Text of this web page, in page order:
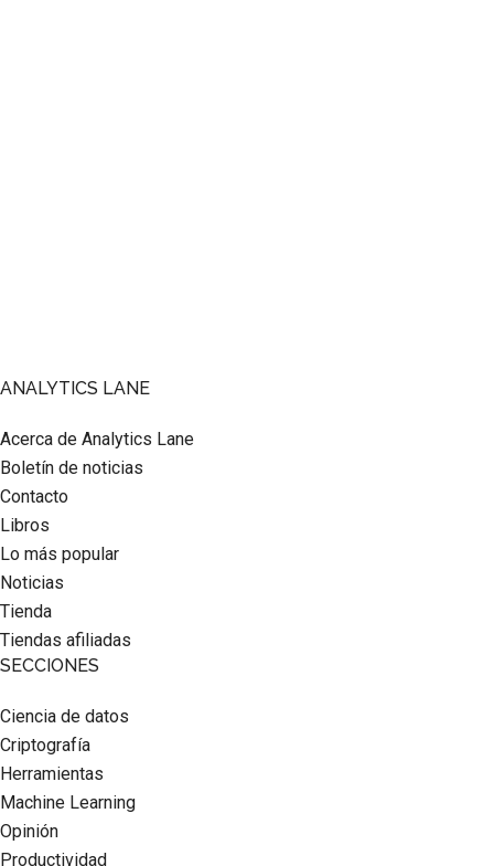
Footer
ANALYTICS LANE
Acerca de Analytics Lane
Boletín de noticias
Contacto
Libros
Lo más popular
Noticias
Tienda
Tiendas afiliadas
SECCIONES
Ciencia de datos
Criptografía
Herramientas
Machine Learning
Opinión
Productividad